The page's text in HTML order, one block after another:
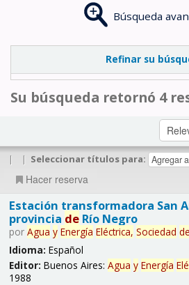
Búsqueda
Refinar su
Su búsqueda retornó 4
| | Seleccionar títulos para:
Hacer reserva
Estación transformadora San
provincia deRío Negro
por Agua y Energía Eléctrica, Sociedad de
Idioma: Español
Editor: Buenos Aires: Agua y Energía
1988